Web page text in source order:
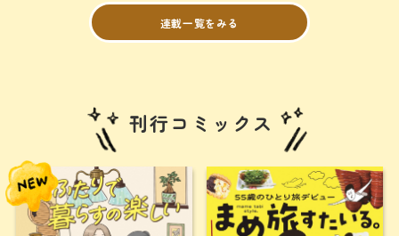
連載一覧をみる
刊行コミックス